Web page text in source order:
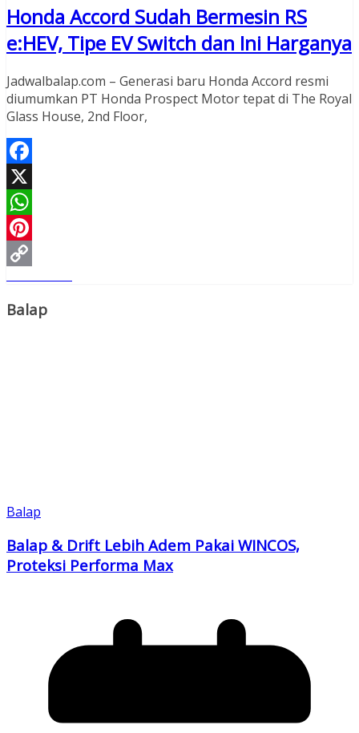
Honda Accord Sudah Bermesin RS
e:HEV, Tipe EV Switch dan Ini Harganya
Jadwalbalap.com – Generasi baru Honda Accord resmi
diumumkan PT Honda Prospect Motor tepat di The Royal
Glass House, 2nd Floor,
Facebook
X
WhatsApp
Pinterest
Copy
Link
Balap
Balap
Balap & Drift Lebih Adem Pakai WINCOS,
Proteksi Performa Max